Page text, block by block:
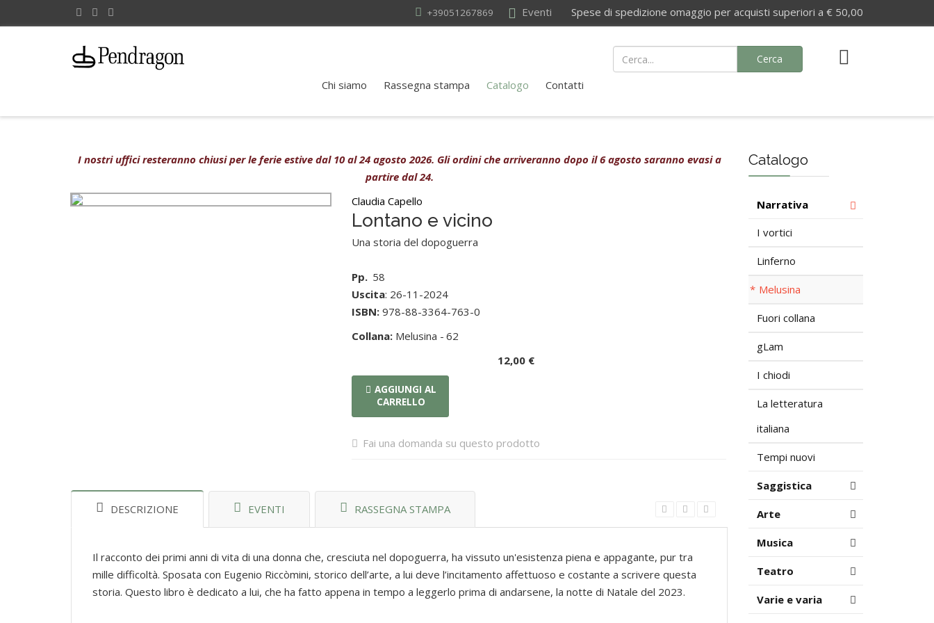
Eventi Spese di spedizione omaggio per acquisti superiori a € 50,00
+39051267869
Chi siamo Rassegna stampa Catalogo Contatti
Cerca
I nostri uffici resteranno chiusi per le ferie estive dal 10 al 24 agosto 2026. Gli ordini che arriveranno dopo il 6 agosto saranno evasi a
partire dal 24.
Claudia Capello
Lontano e vicino
Una storia del dopoguerra
Pp. 58
Uscita: 26-11-2024
ISBN: 978-88-3364-763-0
Collana: Melusina - 62
12,00 €
AGGIUNGI AL
CARRELLO
Fai una domanda su questo prodotto
DESCRIZIONE EVENTI RASSEGNA STAMPA
Il racconto dei primi anni di vita di una donna che, cresciuta nel dopoguerra, ha vissuto un'esistenza piena e appagante, pur tra
mille difficoltà. Sposata con Eugenio Riccòmini, storico dell’arte, a lui deve l’incitamento affettuoso e costante a scrivere questa
storia. Questo libro è dedicato a lui, che ha fatto appena in tempo a leggerlo prima di andarsene, la notte di Natale del 2023.
Catalogo
Narrativa
I vortici
Linferno
Melusina
Fuori collana
gLam
I chiodi
La letteratura
italiana
Tempi nuovi
Saggistica
Arte
Musica
Teatro
Varie e varia